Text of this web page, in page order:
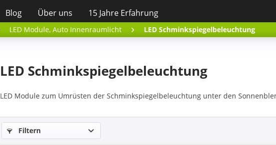
Blog Über uns 15 Jahre Erfahrung
LED Module, Auto Innenraumlicht LED Schminkspiegelbeleuchtung
LED Schminkspiegelbeleuchtung
LED Module zum Umrüsten der Schminkspiegelbeleuchtung unter den
Filtern